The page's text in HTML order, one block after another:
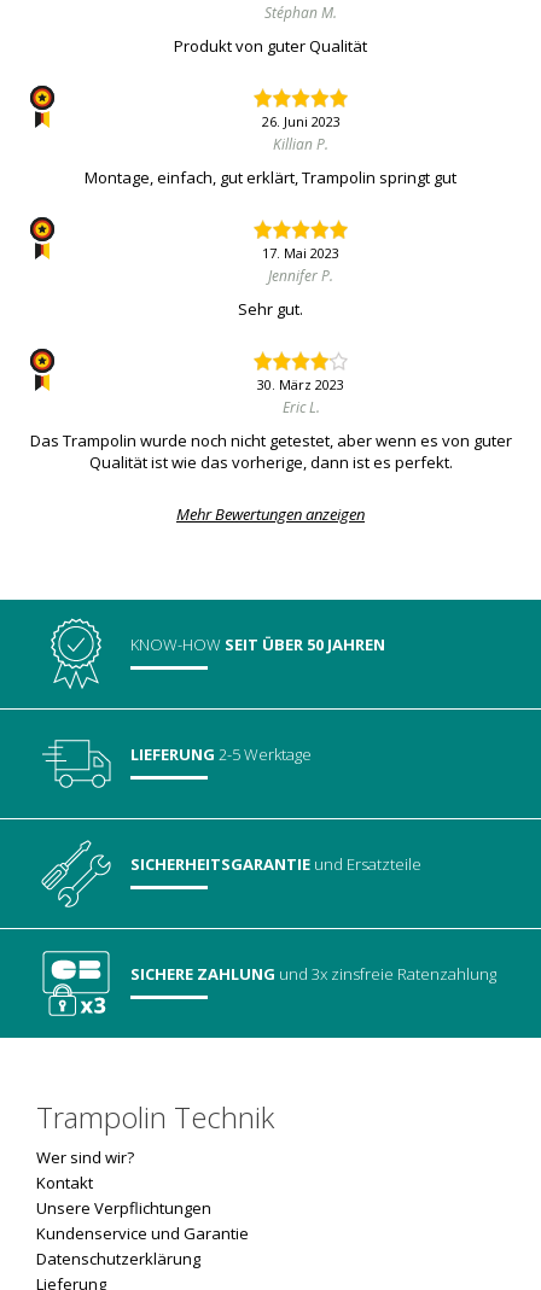
Stéphan M.
Produkt von guter Qualität
26. Juni 2023
Killian P.
Montage, einfach, gut erklärt, Trampolin springt gut
17. Mai 2023
Jennifer P.
Sehr gut.
30. März 2023
Eric L.
Das Trampolin wurde noch nicht getestet, aber wenn es von guter
Qualität ist wie das vorherige, dann ist es perfekt.
Mehr Bewertungen anzeigen
KNOW-HOW SEIT ÜBER 50 JAHREN
LIEFERUNG 2-5 Werktage
SICHERHEITSGARANTIE und Ersatzteile
SICHERE ZAHLUNG und 3x zinsfreie Ratenzahlung
Trampolin Technik
Wer sind wir?
Kontakt
Unsere Verpflichtungen
Kundenservice und Garantie
Datenschutzerklärung
Lieferung